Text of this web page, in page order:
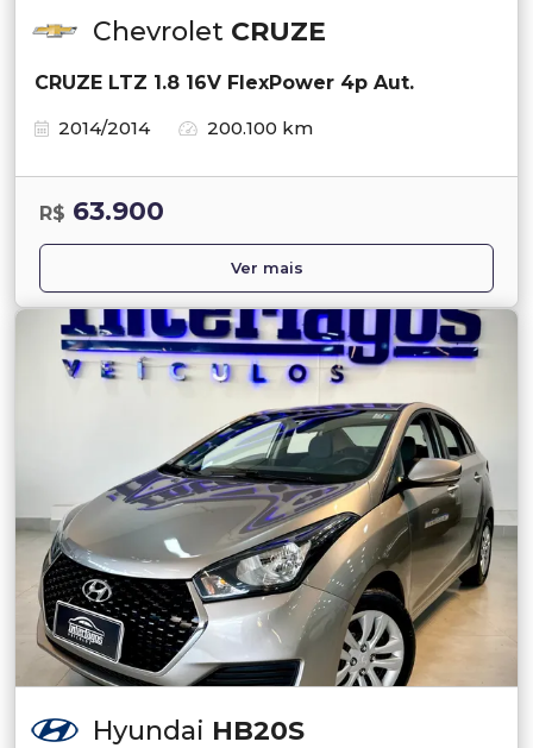
Chevrolet CRUZE
CRUZE LTZ 1.8 16V FlexPower 4p Aut.
2014/2014
200.100 km
R$ 63.900
Ver mais
Hyundai HB20S